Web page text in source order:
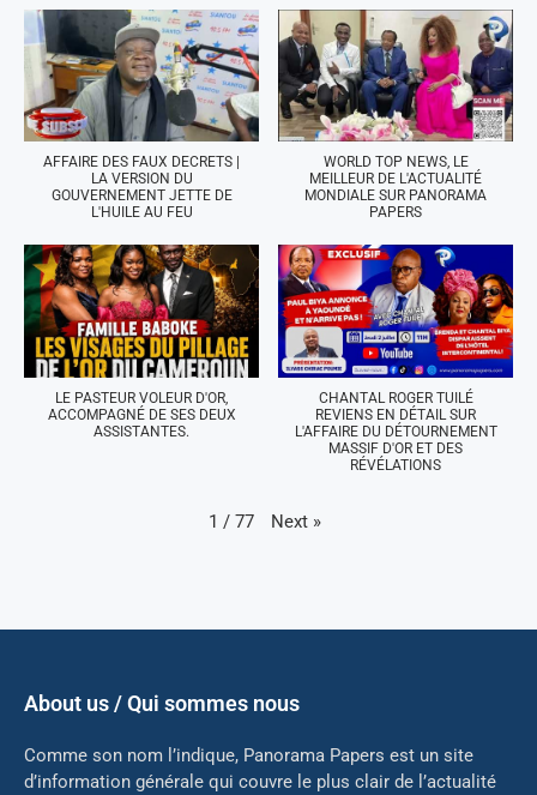
AFFAIRE DES FAUX DECRETS |
LA VERSION DU
GOUVERNEMENT JETTE DE
L'HUILE AU FEU
WORLD TOP NEWS, LE
MEILLEUR DE L'ACTUALITÉ
MONDIALE SUR PANORAMA
PAPERS
LE PASTEUR VOLEUR D'OR,
ACCOMPAGNÉ DE SES DEUX
ASSISTANTES.
CHANTAL ROGER TUILÉ
REVIENS EN DÉTAIL SUR
L'AFFAIRE DU DÉTOURNEMENT
MASSIF D'OR ET DES
RÉVÉLATIONS
1 / 77 Next »
About us / Qui sommes nous
Comme son nom l’indique, Panorama Papers est un site
d’information générale qui couvre le plus clair de l’actualité